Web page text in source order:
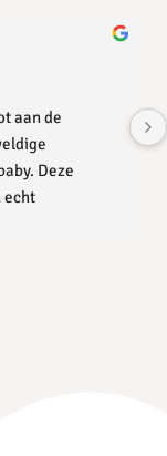
aan de
Deze
echt
de vier